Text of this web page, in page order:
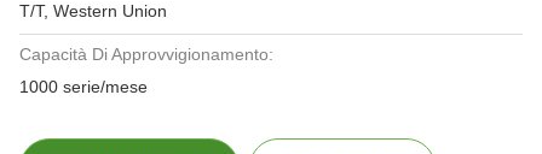
T/T, Western Union
Capacità Di Approvvigionamento:
1000 serie/mese